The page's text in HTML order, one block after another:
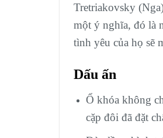
Tretriakovsky
một ý nghĩa, đó là
tình yêu của họ sẽ
Dấu ấn
Ổ khóa không
cặp đôi đã đặt